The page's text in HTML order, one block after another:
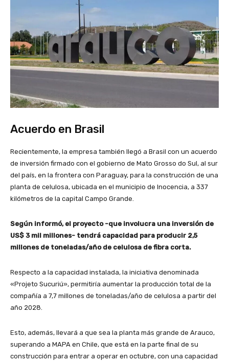
Acuerdo en Brasil
Recientemente, la empresa también llegó a Brasil con un acuerdo
de inversión firmado con el gobierno de Mato Grosso do Sul, al sur
del país, en la frontera con Paraguay, para la construcción de una
planta de celulosa, ubicada en el municipio de Inocencia, a 337
kilómetros de la capital Campo Grande.
Según informó, el proyecto -que involucra una inversión de
US$ 3 mil millones- tendrá capacidad para producir 2,5
millones de toneladas/año de celulosa de fibra corta.
Respecto a la capacidad instalada, la iniciativa denominada
«Projeto Sucuriú», permitiría aumentar la producción total de la
compañía a 7,7 millones de toneladas/año de celulosa a partir del
año 2028.
Esto, además, llevará a que sea la planta más grande de Arauco,
superando a MAPA en Chile, que está en la parte final de su
construcción para entrar a operar en octubre, con una capacidad